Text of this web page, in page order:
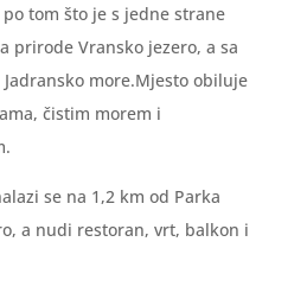
tom što je s jedne strane
prirode Vransko jezero, a sa
more.Mjesto obiluje
čistim morem i
se na 1,2 km od Parka
a nudi restoran, vrt, balkon i